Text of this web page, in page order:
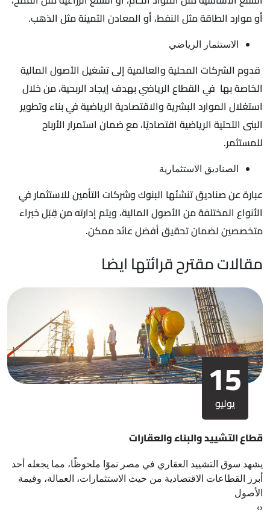
أو موارد الطاقة مثل النفط، أو المعادن الثمينة مثل الذهب.
الاستثمار الرياضي
قدوم الشركات المحلية والعالمية إلى تشغيل الأصول المالية
الخاصة بها في القطاع الرياضي بهدف إيجاد الربحية، من خلال
استغلال الموارد البشرية والاقتصادية الرياضية في بناء وتطوير
البنى التحتية الرياضية اقتصاديًا، مع ضمان استمرار الأرباح
للمستثمر.
الصناديق الاستثمارية
عبارة عن صناديق تنشئها البنوك وشركات التأمين للاستثمار في
الأنواع المختلفة من الأصول المالية، ويتم إدارته من قِبَل خبراء
متخصصين لضمان تحقيق أفضل عائد ممكن.
مقالات مقترح قرائتها ايضا
15
يوليو
قطاع التشييد والبناء والعقارات
يشهد سوق التشييد العقاري في مصر نموًا ملحوظًا، مما يجعله أحد
أبرز القطاعات الاقتصادية من حيث الاستثمارات، العمالة، وقيمة
الأصول
‹
›